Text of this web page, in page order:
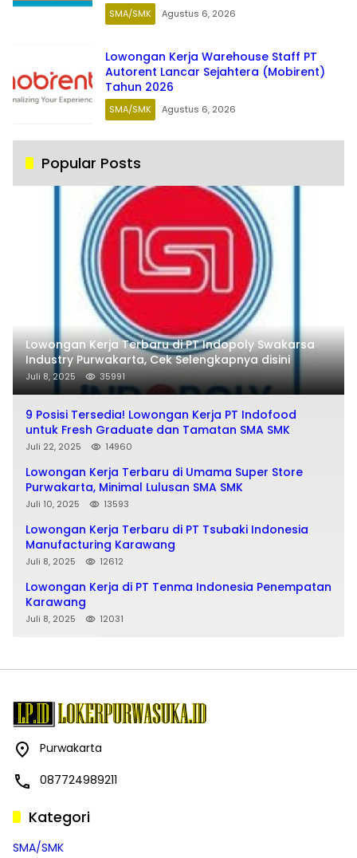
SMA/SMK Agustus 6, 2026
Lowongan Kerja Warehouse Staff PT
Autorent Lancar Sejahtera (Mobirent)
Tahun 2026
SMA/SMK Agustus 6, 2026
Popular Posts
Lowongan Kerja Terbaru di PT Indopoly Swakarsa
Industry Purwakarta, Cek Selengkapnya disini
Juli 8, 2025 35991
9 Posisi Tersedia! Lowongan Kerja PT Indofood
untuk Fresh Graduate dan Tamatan SMA SMK
Juli 22, 2025 14960
Lowongan Kerja Terbaru di Umama Super Store
Purwakarta, Minimal Lulusan SMA SMK
Juli 10, 2025 13593
Lowongan Kerja Terbaru di PT Tsubaki Indonesia
Manufacturing Karawang
Juli 8, 2025 12612
Lowongan Kerja di PT Tenma Indonesia Penempatan
Karawang
Juli 8, 2025 12031
Purwakarta
087724989211
Kategori
SMA/SMK